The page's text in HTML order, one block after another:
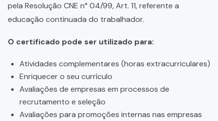
pela Resolução CNE n° 04/99, Art. 11, referente a
educação continuada do trabalhador.
O certificado pode ser utilizado para:
Atividades complementares (horas extracurriculares)
Enriquecer o seu currículo
Avaliações de empresas em processos de
recrutamento e seleção
Avaliações para promoções internas nas empresas